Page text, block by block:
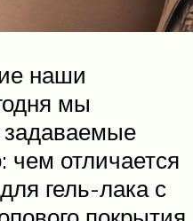
наши
мы
задаваемые
чем отличается
гель-лака с